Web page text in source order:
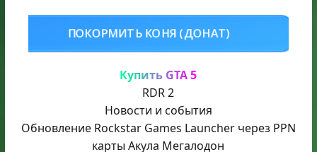
(ДОНАТ) КУПИТЬ GTA 5
Купить GTA 5
RDR 2
Новости и события
Обновление Rockstar Games Launcher через PPN
карты Акула Мегалодон